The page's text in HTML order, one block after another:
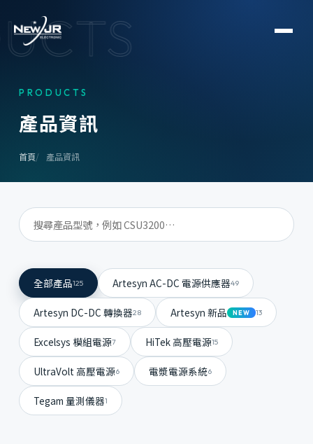
PRODUCTS
產品資訊
首頁 產品資訊
全部產品125 Artesyn AC-DC 電源供應器49
Artesyn DC-DC 轉換器28 Artesyn 新品 NEW 13
Excelsys 模組電源7 HiTek 高壓電源15
UltraVolt 高壓電源6 電漿電源系統6
Tegam 量測儀器1